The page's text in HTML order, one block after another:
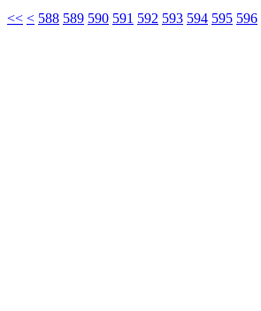
<< < 588 589 590 591 592 593 594 595 596